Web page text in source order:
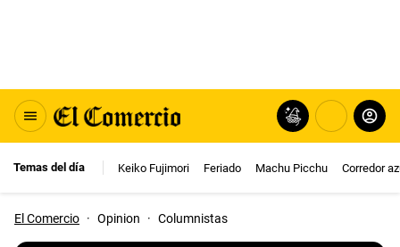
Temas del día Keiko Fujimori Feriado Machu Picchu Corredor
El Comercio · Opinion · Columnistas